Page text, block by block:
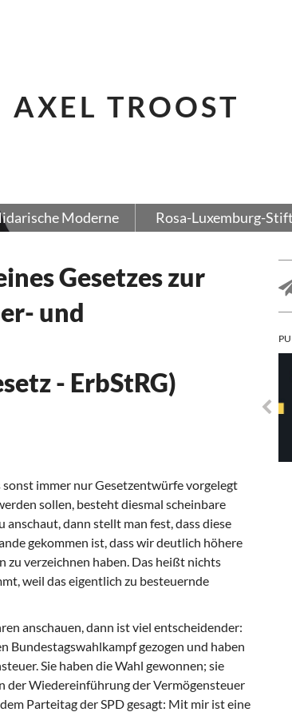
AXEL TROOST
Moderne Rosa-Luxemburg-
Gesetzes zur
und
- ErbStRG)
sonst immer nur Gesetzentwürfe vorgelegt
sollen, besteht diesmal scheinbare
dann stellt man fest, dass diese
gekommen ist, dass wir deutlich höhere
verzeichnen haben. Das heißt nichts
weil das eigentlich zu besteuernde
anschauen, dann ist viel entscheidender:
Bundestagswahlkampf gezogen und haben
Sie haben die Wahl gewonnen; sie
der Wiedereinführung der Vermögensteuer
Parteitag der SPD gesagt: Mit mir ist eine
Mosaiklinke Perspektiven